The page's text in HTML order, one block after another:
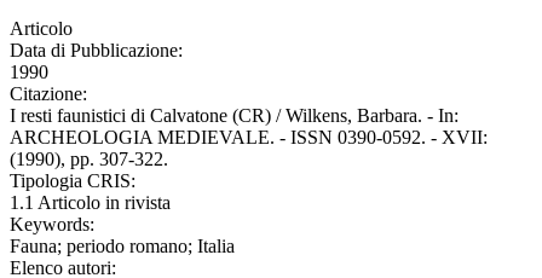
Articolo
Data di Pubblicazione:
1990
Citazione:
I resti faunistici di Calvatone (CR) / Wilkens, Barbara. - In:
ARCHEOLOGIA MEDIEVALE. - ISSN 0390-0592. - XVII:
(1990), pp. 307-322.
Tipologia CRIS:
1.1 Articolo in rivista
Keywords:
Fauna; periodo romano; Italia
Elenco autori: